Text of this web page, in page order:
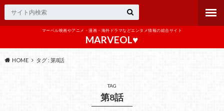
マーベル映画やアニメ・漫画・海外ドラマなどエンタメ情報の総合サイト
MARVEOL♥️
HOME タグ : 第8話
TAG
第8話